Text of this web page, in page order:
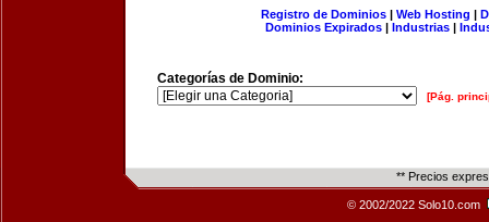
Registro de Dominios| Web Hosting |
Dominios Expirados | Industrias |
Categorías de Dominio:
[Pág.
** Precios
© 2002/2022 Solo10.com